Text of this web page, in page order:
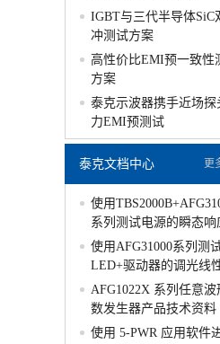
IGBT与三代半导体SiC
冲测试方案
高性价比EMI预一致性
方案
泰克示波器携手近场探
力EMI预测试
泰克文档中心 更
使用
系列测试电源的瞬态响
使用AFG31000系列测
LED+驱动器的调光线
AFG1022X 系列任意波
数发生器产品技术资料
使用 5-PWR 应用软件